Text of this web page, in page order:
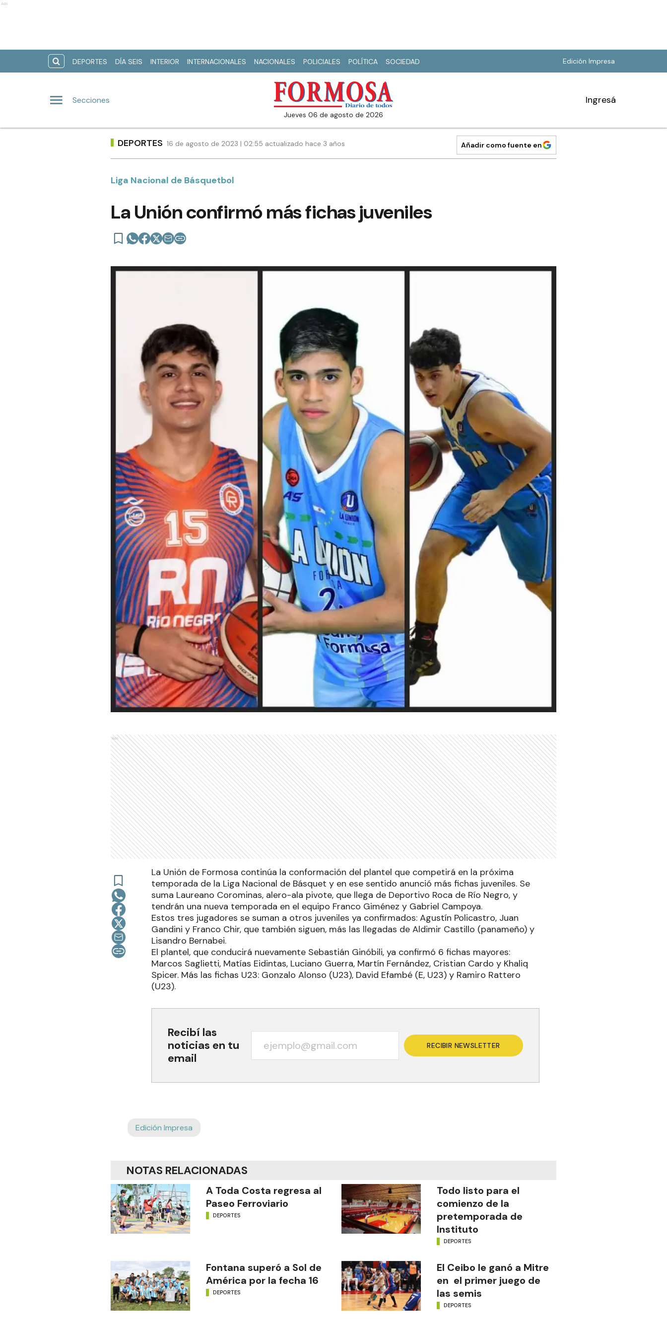
Ads
DEPORTES DÍA SEIS INTERIOR INTERNACIONALES NACIONALES POLICIALES POLÍTICA SOCIEDAD Edición Impresa
Secciones
jueves 06 de agosto de 2026
Ingresá
DEPORTES 16 de agosto de 2023 | 02:55 actualizado hace 3 años Añadir como fuente en
Liga Nacional de Básquetbol
La Unión confirmó más fichas juveniles
Ads
La Unión de Formosa continúa la conformación del plantel que competirá en la próxima
temporada de la Liga Nacional de Básquet y en ese sentido anunció más fichas juveniles. Se
suma Laureano Corominas, alero-ala pivote, que llega de Deportivo Roca de Río Negro, y
tendrán una nueva temporada en el equipo Franco Giménez y Gabriel Campoya.
Estos tres jugadores se suman a otros juveniles ya confirmados: Agustín Policastro, Juan
Gandini y Franco Chir, que también siguen, más las llegadas de Aldimir Castillo (panameño) y
Lisandro Bernabei.
El plantel, que conducirá nuevamente Sebastián Ginóbili, ya confirmó 6 fichas mayores:
Marcos Saglietti, Matías Eidintas, Luciano Guerra, Martín Fernández, Cristian Cardo y Khaliq
Spicer. Más las fichas U23: Gonzalo Alonso (U23), David Efambé (E, U23) y Ramiro Rattero
(U23).
Recibí las
noticias en tu
email
RECIBIR NEWSLETTER
Edición Impresa
NOTAS RELACIONADAS
A Toda Costa regresa al
Paseo Ferroviario
DEPORTES
Todo listo para el
comienzo de la
pretemporada de
Instituto
DEPORTES
Fontana superó a Sol de
América por la fecha 16
DEPORTES
El Ceibo le ganó a Mitre
en el primer juego de
las semis
DEPORTES